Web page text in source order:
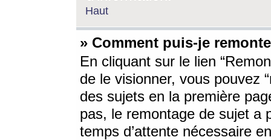
Haut
» Comment puis-je
En cliquant sur le lien
de le visionner, vous pouvez
des sujets en la première
pas, le remontage de sujet a
temps d’attente nécessaire